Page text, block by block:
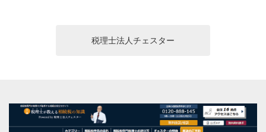
税理士法人チェスター